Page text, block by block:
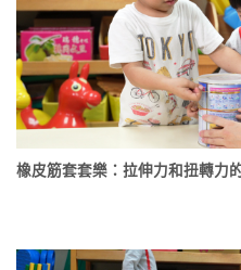
橡皮筋套套樂：拉伸力和扭轉力